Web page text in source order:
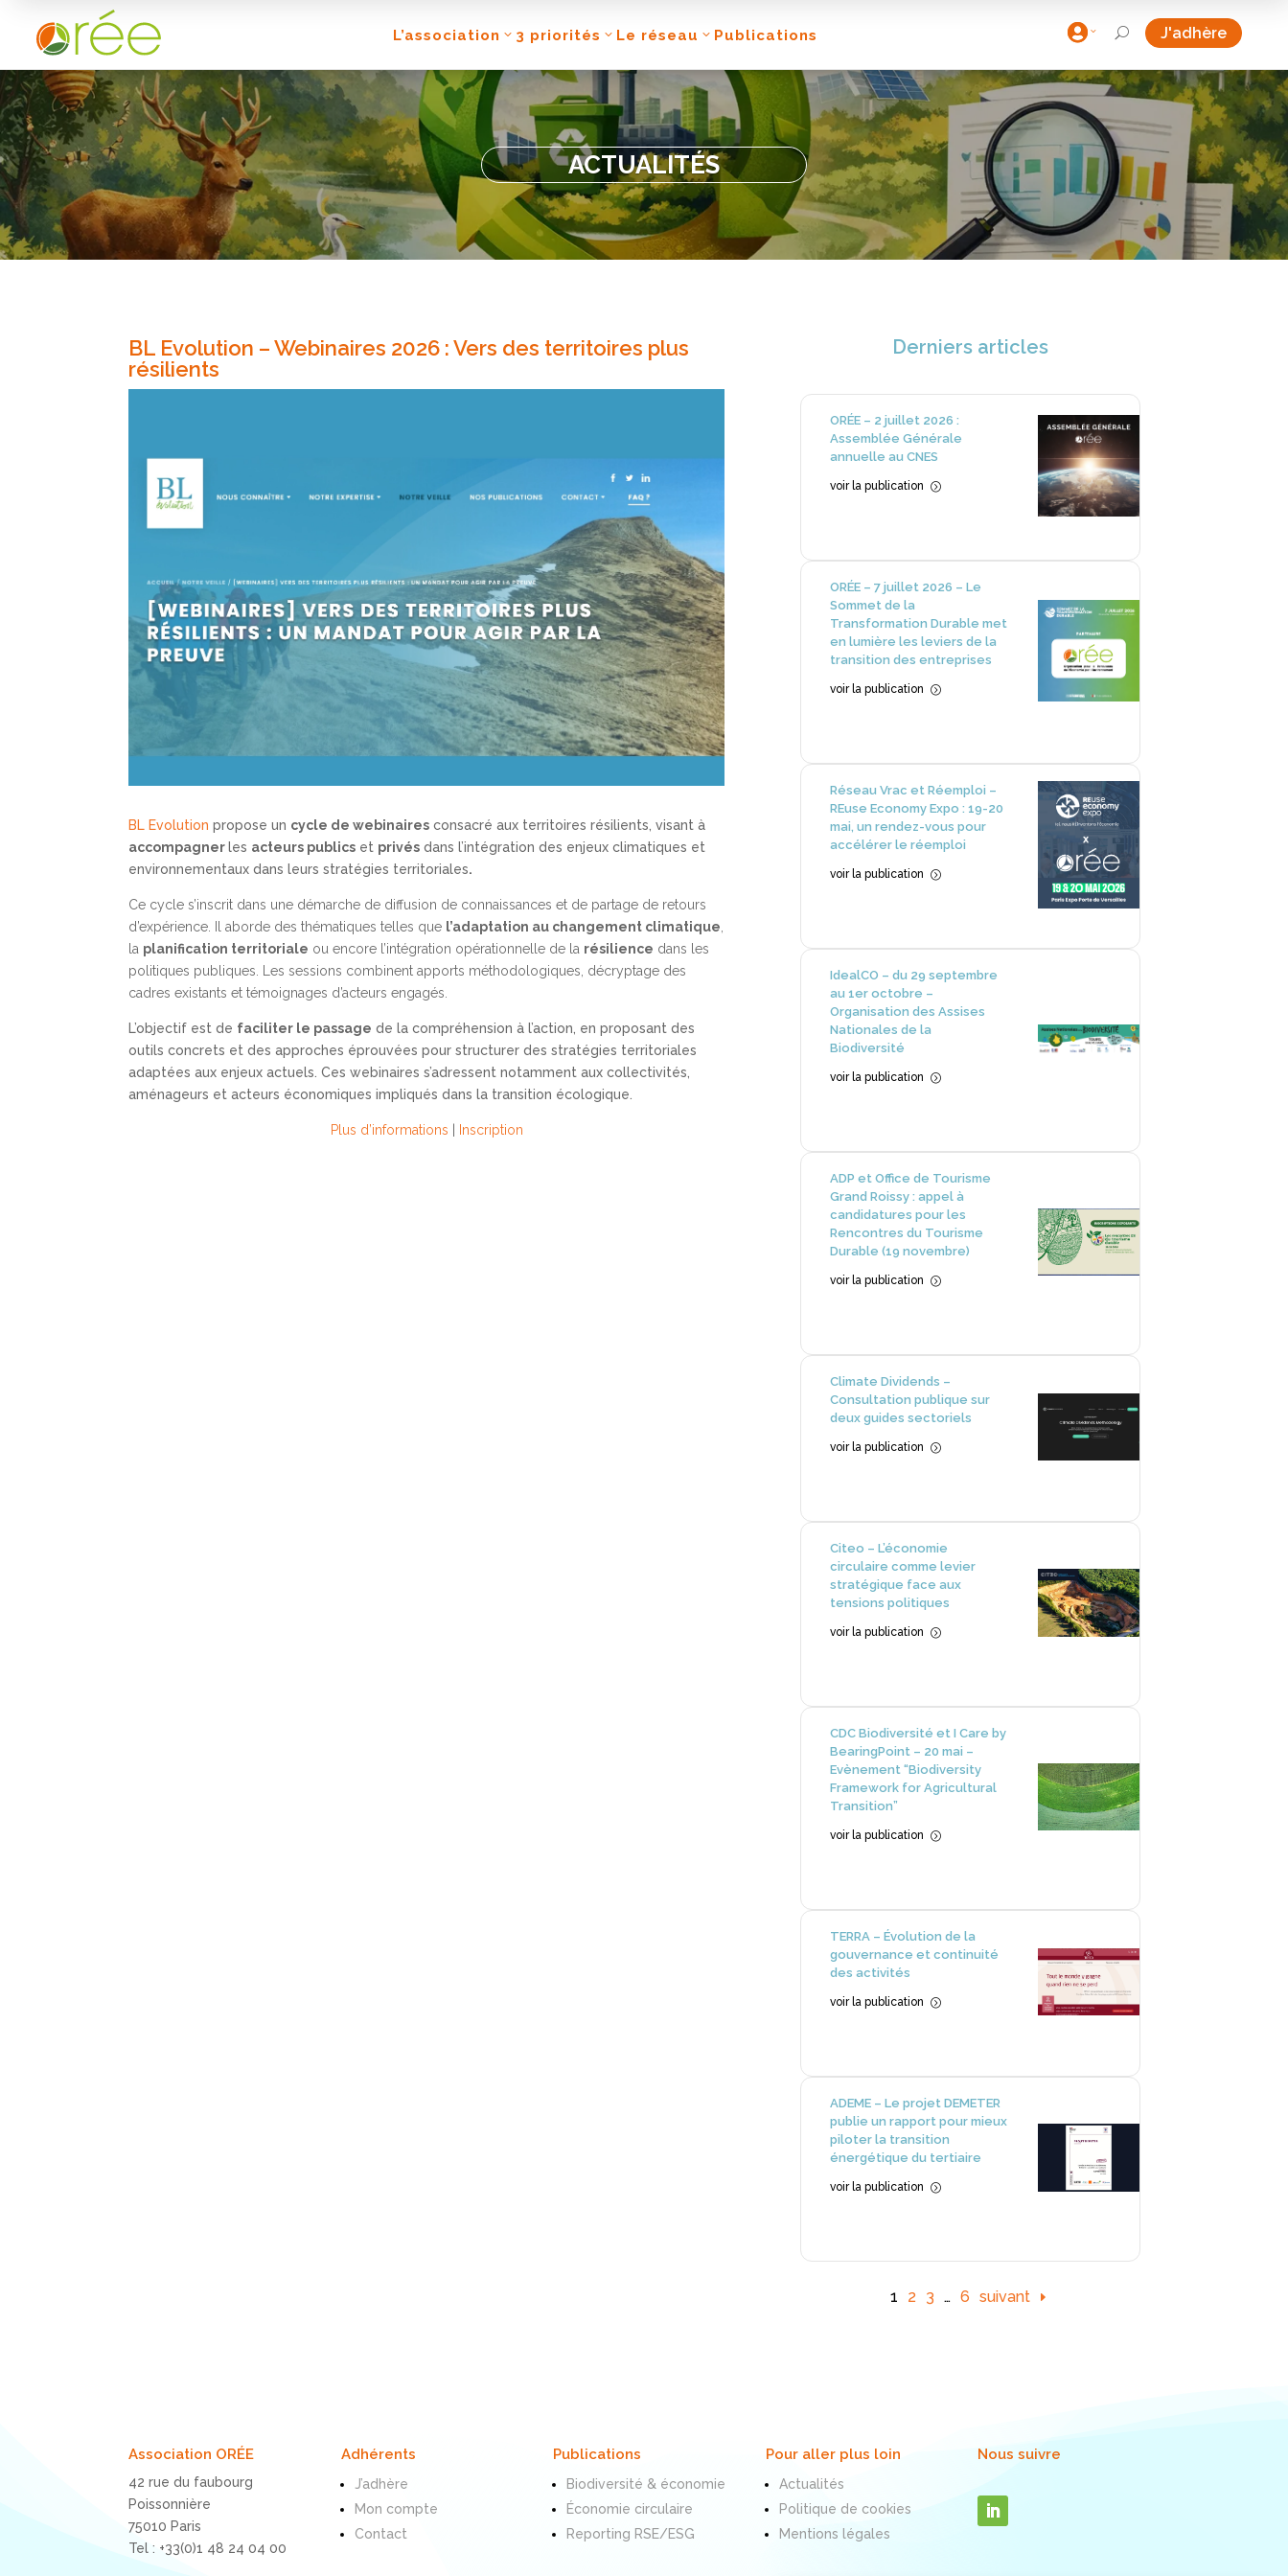
L’association 3 priorités Le réseau Publications  U J'adhère
ACTUALITÉS
BL Evolution – Webinaires 2026 : Vers des territoires plus
résilients
BL Evolution propose un cycle de webinaires consacré aux territoires résilients, visant à
accompagner les acteurs publics et privés dans l’intégration des enjeux climatiques et
environnementaux dans leurs stratégies territoriales.
Ce cycle s’inscrit dans une démarche de diffusion de connaissances et de partage de retours
d’expérience. Il aborde des thématiques telles que l’adaptation au changement climatique
la planification territoriale ou encore l’intégration opérationnelle de la résilience dans les
politiques publiques. Les sessions combinent apports méthodologiques, décryptage des
cadres existants et témoignages d’acteurs engagés.
L’objectif est de faciliter le passage de la compréhension à l’action, en proposant des
outils concrets et des approches éprouvées pour structurer des stratégies territoriales
adaptées aux enjeux actuels. Ces webinaires s’adressent notamment aux collectivités,
aménageurs et acteurs économiques impliqués dans la transition écologique.
Plus d’informations Inscription
Derniers articles
ORÉE – 2 juillet 2026 :
Assemblée Générale
annuelle au CNES
voir la publication =
ORÉE – 7 juillet 2026 – Le
Sommet de la
Transformation Durable met
en lumière les leviers de la
transition des entreprises
voir la publication =
Réseau Vrac et Réemploi –
REuse Economy Expo : 19-20
mai, un rendez-vous pour
accélérer le réemploi
voir la publication =
IdealCO – du 29 septembre
au 1er octobre –
Organisation des Assises
Nationales de la
Biodiversité
voir la publication =
ADP et Office de Tourisme
Grand Roissy : appel à
candidatures pour les
Rencontres du Tourisme
Durable (19 novembre)
voir la publication =
Climate Dividends –
Consultation publique sur
deux guides sectoriels
voir la publication =
Citeo – L’économie
circulaire comme levier
stratégique face aux
tensions politiques
voir la publication =
CDC Biodiversité et I Care by
BearingPoint – 20 mai –
Evènement “Biodiversity
Framework for Agricultural
Transition”
voir la publication =
TERRA – Évolution de la
gouvernance et continuité
des activités
voir la publication =
ADEME – Le projet DEMETER
publie un rapport pour mieux
piloter la transition
énergétique du tertiaire
voir la publication =
1 2 3 … 6 suivant
Association ORÉE
42 rue du faubourg
Poissonnière
75010 Paris
Tel : +33(0)1 48 24 04 00
Adhérents
J’adhère
Mon compte
Contact
Publications
Biodiversité & économie
Économie circulaire
Reporting RSE/ESG
Pour aller plus loin
Actualités
Politique de cookies
Mentions légales
Nous suivre